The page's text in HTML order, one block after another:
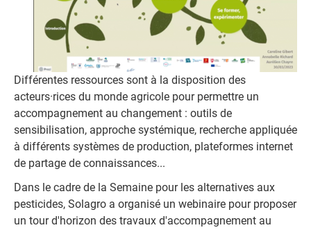
Différentes ressources sont à la disposition des
acteurs·rices du monde agricole pour permettre un
accompagnement au changement : outils de
sensibilisation, approche systémique, recherche appliquée
à différents systèmes de production, plateformes internet
de partage de connaissances...
Dans le cadre de la Semaine pour les alternatives aux
pesticides, Solagro a organisé un webinaire pour proposer
un tour d'horizon des travaux d'accompagnement au